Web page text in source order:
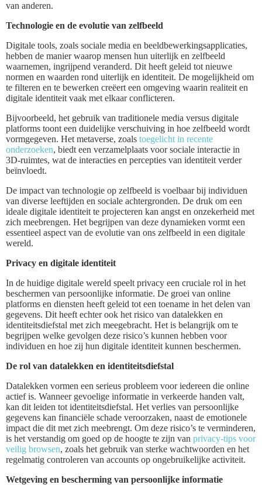
van anderen.
Technologie en de evolutie van zelfbeeld
Digitale tools, zoals sociale media en beeldbewerkingsapplicaties,
hebben de manier waarop mensen hun uiterlijk en zelfbeeld
waarnemen, ingrijpend veranderd. Dit heeft geleid tot nieuwe
normen en waarden rond uiterlijk en identiteit. De mogelijkheid om
te filteren en te bewerken creëert een omgeving waarin realiteit en
digitale identiteit vaak met elkaar conflicteren.
Bijvoorbeeld, het gebruik van traditionele media versus digitale
platforms toont een duidelijke verschuiving in hoe zelfbeeld wordt
vormgegeven. Het metaverse, zoals toegelicht in recente
onderzoeken, biedt een verzamelplaats voor sociale interactie in
3D-ruimtes, wat de interacties en percepties van identiteit verder
beïnvloedt.
De impact van technologie op zelfbeeld is voelbaar bij individuen
van diverse leeftijden en sociale achtergronden. De druk om een
ideale digitale identiteit te projecteren kan angst en onzekerheid met
zich meebrengen. Het begrijpen van deze dynamieken vormt een
essentieel aspect van de evolutie van ons zelfbeeld in een digitale
wereld.
Privacy en digitale identiteit
In de huidige digitale wereld speelt privacy een cruciale rol in het
beschermen van persoonlijke informatie. De groei van online
platforms en diensten heeft geleid tot een toename in het delen van
gegevens. Dit heeft echter ook het risico van datalekken en
identiteitsdiefstal met zich meegebracht. Het is belangrijk om te
begrijpen welke gevolgen deze risico’s kunnen hebben voor
individuen en hoe zij hun digitale identiteit kunnen beschermen.
De rol van datalekken en identiteitsdiefstal
Datalekken vormen een serieus probleem voor iedereen die online
actief is. Wanneer gevoelige informatie in verkeerde handen valt,
kan dit leiden tot identiteitsdiefstal. Het verlies van persoonlijke
gegevens kan financiële schade veroorzaken, naast de emotionele
impact die dit met zich meebrengt. Om deze risico’s te verminderen,
is het verstandig om goed op de hoogte te zijn van privacy-tips voor
veilig browsen, zoals het gebruik van sterke wachtwoorden en het
regelmatig controleren van accounts op ongebruikelijke activiteit.
Wetgeving en bescherming van persoonlijke informatie